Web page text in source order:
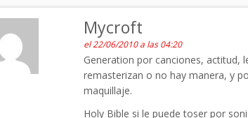
Mycroft
el 22/06/2010 a las 04:20
Generation por canciones, actitud,
remasterizan o no hay manera, y
maquillaje.
Holy Bible si le puede toser por